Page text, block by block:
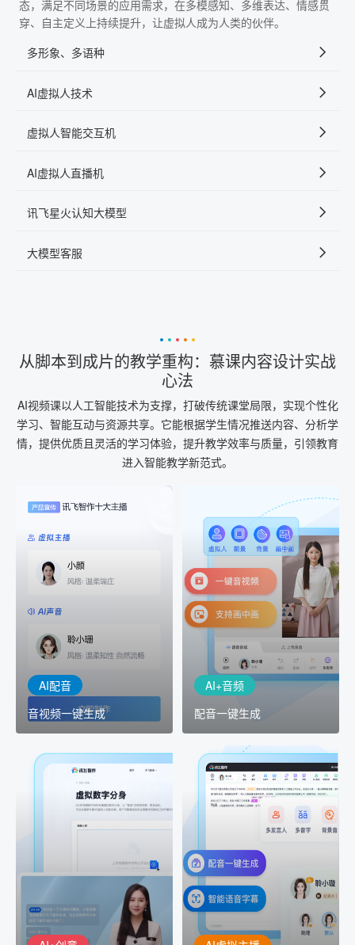
态，满足不同场景的应用需求，在多模感知、多维表达、情感贯
穿、自主定义上持续提升，让虚拟人成为人类的伙伴。
多形象、多语种
AI虚拟人技术
虚拟人智能交互机
AI虚拟人直播机
讯飞星火认知大模型
大模型客服
从脚本到成片的教学重构：慕课内容设计实战
心法
AI视频课以人工智能技术为支撑，打破传统课堂局限，实现个性化
学习、智能互动与资源共享。它能根据学生情况推送内容、分析学
情，提供优质且灵活的学习体验，提升教学效率与质量，引领教育
进入智能教学新范式。
AI配音
音视频一键生成
AI配音
音视频一键生成
室"中输入文本或录音，一
出
AI+音频
配音一键生成
AI+音频
配音一键生成
AI+音频：基于全球领先的
TTS能力打造的AI音频制作
工具，输入文本、选择发
音人即可一键生成专业音
AI+创意
精品声音复刻
AI+创意：AIGC 能力集中
展示窗口，体验 AIGC 给
生活和生产带来的改变
讯飞智作：让每一个内容
创作者高效生产灵活定制